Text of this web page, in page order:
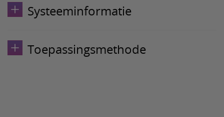
Systeeminformatie
Toepassingsmethode